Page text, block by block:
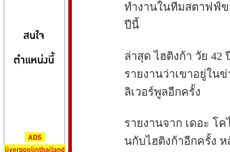
ทำงานในทีมสตาฟฟ์
ปีนี้
ล่าสุด ไฮติงก้า วัย
รายงานว่าเขาอยู่ใน
ลิเวอร์พูลอีกครั้ง
รายงานจาก เดอะ โ
นกับไฮติงก้าอีกครั้ง